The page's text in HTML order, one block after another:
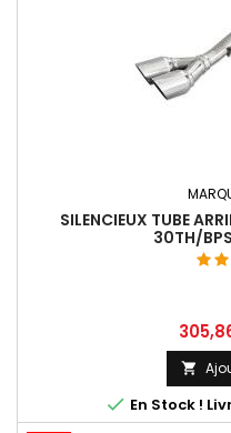
SILENCIEUX TUBE
30TH/
Prix

 En Stock !